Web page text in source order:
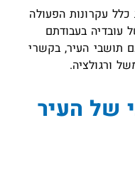
עקרונות הפעולה
עובדיה בעבודתם
תושבי העיר, בקשרי
ורגולציה.
של העיר